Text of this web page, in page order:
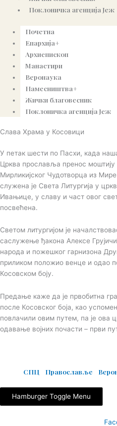
Поклоничка агенција Јеж
Почетна
Епархија+
Архиепископ
Манастири
Веронаука
Намесништва+
Жички благовесник
Поклоничка агенција Јеж
Слава Храма у Косовици
У петак шести по Пасхи, када
Црква прославља пренос моштију
Мирликијског Чудотворца из
служена је Света Литургија у
Ивањице, у славу и част овог
посвећена.
Светом литургијом је
саслужење ђакона Алексе
народа и пожешког гарнизона
приликом положио венце и одао
Косовском боју.
Предање каже да је првобитна
после Косовског боја, као
повлачили овим путем, па је ова
одавање војних почасти – први
СПЦ Православље
Hamburger Toggle Menu